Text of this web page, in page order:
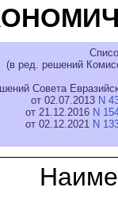
(в ред. решений
Совета
от 02.07.2013 N
от 21.12.2016 N
от 02.12.2021 N